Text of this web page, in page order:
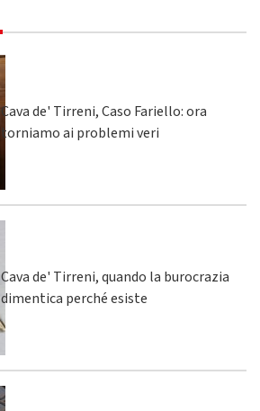
Cava de' Tirreni, Caso Fariello: ora
torniamo ai problemi veri
Cava de' Tirreni, quando la burocrazia
dimentica perché esiste